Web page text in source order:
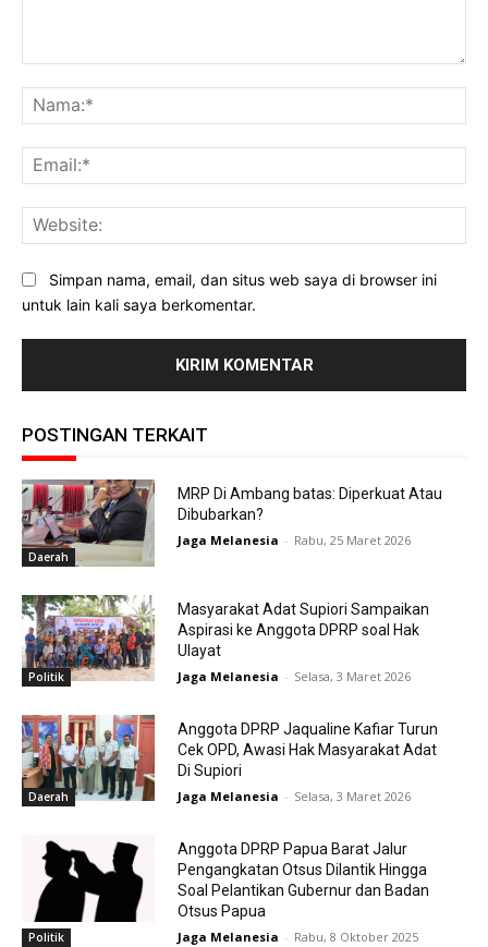
Simpan nama, email, dan situs web saya di browser ini
untuk lain kali saya berkomentar.
POSTINGAN TERKAIT
Daerah
MRP Di Ambang batas: Diperkuat Atau
Dibubarkan?
Jaga Melanesia - Rabu, 25 Maret 2026
Politik
Masyarakat Adat Supiori Sampaikan
Aspirasi ke Anggota DPRP soal Hak
Ulayat
Jaga Melanesia - Selasa, 3 Maret 2026
Daerah
Anggota DPRP Jaqualine Kafiar Turun
Cek OPD, Awasi Hak Masyarakat Adat
Di Supiori
Jaga Melanesia - Selasa, 3 Maret 2026
Politik
Anggota DPRP Papua Barat Jalur
Pengangkatan Otsus Dilantik Hingga
Soal Pelantikan Gubernur dan Badan
Otsus Papua
Jaga Melanesia - Rabu, 8 Oktober 2025